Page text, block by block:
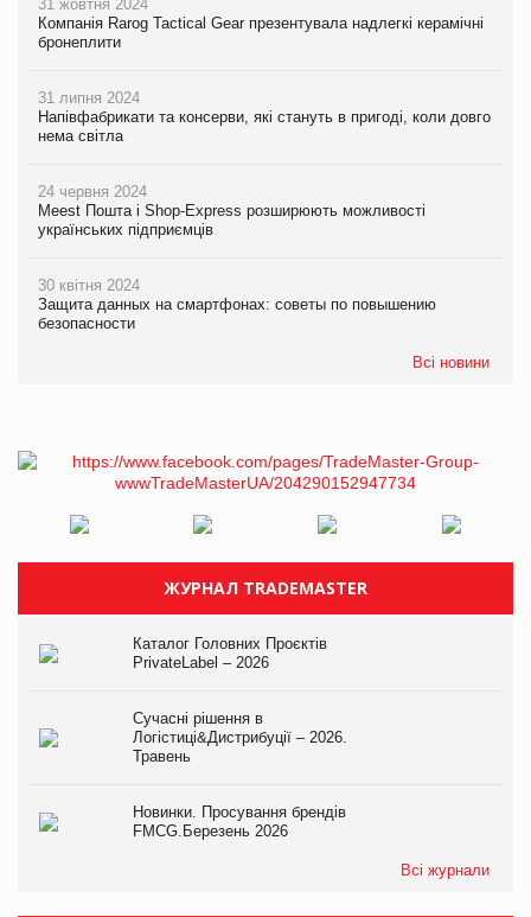
31 жовтня 2024
Компанія Rarog Tactical Gear презентувала надлегкі керамічні
бронеплити
31 липня 2024
Напівфабрикати та консерви, які стануть в пригоді, коли довго
нема світла
24 червня 2024
Meest Пошта і Shop-Express розширюють можливості
українських підприємців
30 квітня 2024
Защита данных на смартфонах: советы по повышению
безопасности
Всі новини
ЖУРНАЛ TRADEMASTER
Каталог Головних Проєктів
PrivateLabel – 2026
Сучасні рішення в
Логістиці&Дистрибуції – 2026.
Травень
Новинки. Просування брендів
FMCG.Березень 2026
Всі журнали